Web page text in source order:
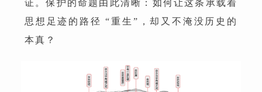
证。保护的命题由此清晰：如何让这条承载着
思想足迹的路径 “重生”，却又不淹没历史的
本真？